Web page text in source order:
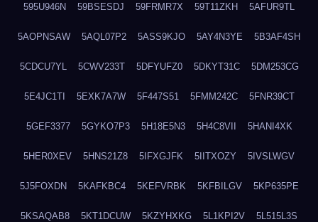
595U946N 59BSESDJ 59FRMR7X 59T11ZKH 5AFUR9TL
5AOPNSAW 5AQL07P2 5ASS9KJO 5AY4N3YE 5B3AF4SH
5CDCU7YL 5CWV233T 5DFYUFZ0 5DKYT31C 5DM253CG
5E4JC1TI 5EXK7A7W 5F447S51 5FMM242C 5FNR39CT
5GEF3377 5GYKO7P3 5H18E5N3 5H4C8VII 5HANI4XK
5HER0XEV 5HNS21Z8 5IFXGJFK 5IITXOZY 5IVSLWGV
5J5FOXDN 5KAFKBC4 5KEFVRBK 5KFBILGV 5KP635PE
5KSAQAB8 5KT1DCUW 5KZYHXKG 5L1KPI2V 5L515L3S